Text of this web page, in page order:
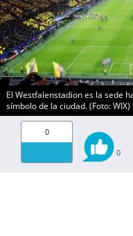
El Westfalenstadion es la sede
símbolo de la ciudad. (Foto: WIX)
0
0